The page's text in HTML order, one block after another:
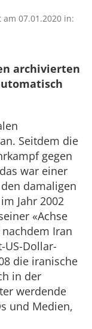
am 07.01.2020 in:
archivierten
Seitdem die
gegen
war einer
damaligen
Jahr 2002
«Achse
Iran
US-Dollar-
die iranische
in der
werdende
und Medien,